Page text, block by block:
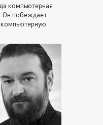
компьютерная
Он побеждает
компьютерную